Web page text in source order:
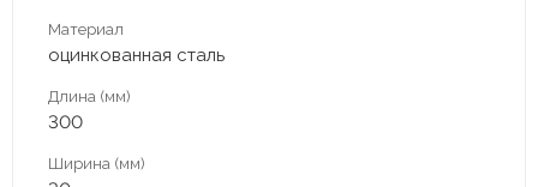
Материал
оцинкованная сталь
Длина (мм)
300
Ширина (мм)